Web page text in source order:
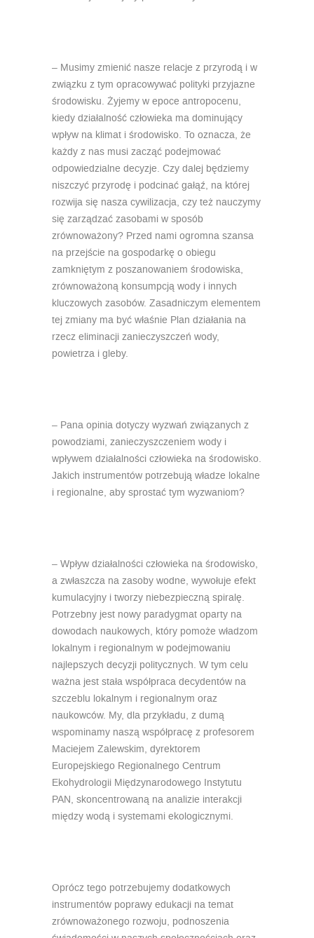
– Musimy zmienić nasze relacje z przyrodą i w
związku z tym opracowywać polityki przyjazne
środowisku. Żyjemy w epoce antropocenu,
kiedy działalność człowieka ma dominujący
wpływ na klimat i środowisko. To oznacza, że
każdy z nas musi zacząć podejmować
odpowiedzialne decyzje. Czy dalej będziemy
niszczyć przyrodę i podcinać gałąź, na której
rozwija się nasza cywilizacja, czy też nauczymy
się zarządzać zasobami w sposób
zrównoważony? Przed nami ogromna szansa
na przejście na gospodarkę o obiegu
zamkniętym z poszanowaniem środowiska,
zrównoważoną konsumpcją wody i innych
kluczowych zasobów. Zasadniczym elementem
tej zmiany ma być właśnie Plan działania na
rzecz eliminacji zanieczyszczeń wody,
powietrza i gleby.
– Pana opinia dotyczy wyzwań związanych z
powodziami, zanieczyszczeniem wody i
wpływem działalności człowieka na środowisko.
Jakich instrumentów potrzebują władze lokalne
i regionalne, aby sprostać tym wyzwaniom?
– Wpływ działalności człowieka na środowisko,
a zwłaszcza na zasoby wodne, wywołuje efekt
kumulacyjny i tworzy niebezpieczną spiralę.
Potrzebny jest nowy paradygmat oparty na
dowodach naukowych, który pomoże władzom
lokalnym i regionalnym w podejmowaniu
najlepszych decyzji politycznych. W tym celu
ważna jest stała współpraca decydentów na
szczeblu lokalnym i regionalnym oraz
naukowców. My, dla przykładu, z dumą
wspominamy naszą współpracę z profesorem
Maciejem Zalewskim, dyrektorem
Europejskiego Regionalnego Centrum
Ekohydrologii Międzynarodowego Instytutu
PAN, skoncentrowaną na analizie interakcji
między wodą i systemami ekologicznymi.
Oprócz tego potrzebujemy dodatkowych
instrumentów poprawy edukacji na temat
zrównoważonego rozwoju, podnoszenia